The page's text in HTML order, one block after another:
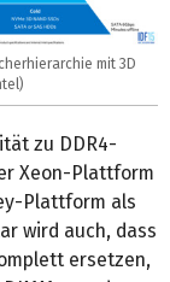
mit 3D
zu DDR4-
Xeon-Plattform
Plattform als
wird auch, dass
ersetzen,